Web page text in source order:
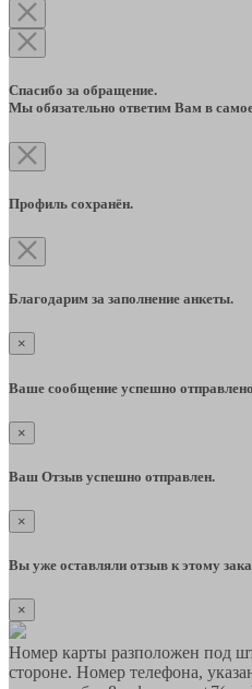
Спасибо за обращение.
Мы обязательно ответим Вам в
Профиль сохранён.
Благодарим за заполнение анкеты.
×
Ваше сообщение успешно
×
Ваш Отзыв успешно отправлен.
×
Вы уже оставляли отзыв к этому
×
Номер карты разположен под
стороне. Номер телефона,